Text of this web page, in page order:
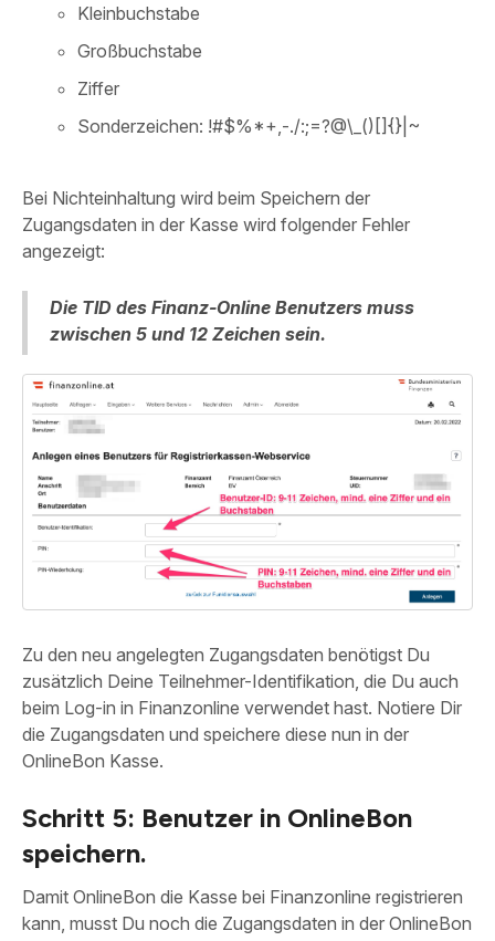
Kleinbuchstabe
Großbuchstabe
Ziffer
Sonderzeichen: !#$%*+,-./:;=?@\_()[]{}|~
Bei Nichteinhaltung wird beim Speichern der
Zugangsdaten in der Kasse wird folgender Fehler
angezeigt:
Die TID des Finanz-Online Benutzers muss
zwischen 5 und 12 Zeichen sein.
Zu den neu angelegten Zugangsdaten benötigst Du
zusätzlich Deine Teilnehmer-Identifikation, die Du auch
beim Log-in in Finanzonline verwendet hast. Notiere Dir
die Zugangsdaten und speichere diese nun in der
OnlineBon Kasse.
Schritt 5: Benutzer in OnlineBon
speichern.
Damit OnlineBon die Kasse bei Finanzonline registrieren
kann, musst Du noch die Zugangsdaten in der OnlineBon